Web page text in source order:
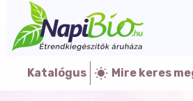
Katalógus Mire keres